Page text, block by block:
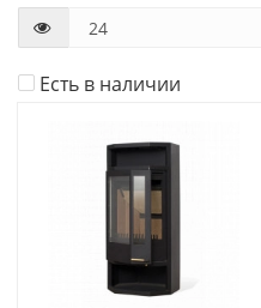
Есть в наличии